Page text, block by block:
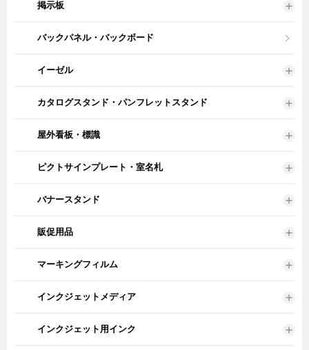
掲示板
バックパネル・バックボード
イーゼル
カタログスタンド・パンフレットスタンド
屋外看板・標識
ピクトサインプレート・室名札
バナースタンド
販促用品
マーキングフィルム
インクジェットメディア
インクジェット用インク